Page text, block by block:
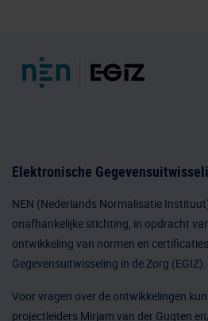
Elektronische
NEN (Nederlands Normalisatie
onafhankelijke stichting, in opdracht
ontwikkeling van normen en
Gegevensuitwisseling in de Zorg (EGIZ).
Voor vragen over de ontwikkelingen
projectleiders Mirjam van der Gugten